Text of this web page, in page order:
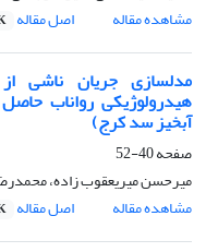
مشاهده مقاله
اصل مقاله
مدل‏سازی جریان ناشی
هیدرولوژیکی رواناب
آبخیز سد کرج)
صفحه40-52
میرحسن میریعقوب زاده،
مشاهده مقاله
اصل مقاله